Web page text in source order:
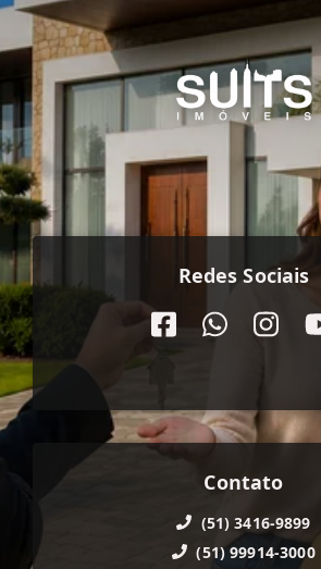
Redes Sociais
Contato
(51) 3416-9899
(51) 99914-3000